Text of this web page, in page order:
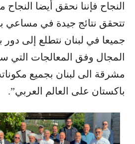
النجاح فإننا نحقق أيضا
تتحقق نتائج جيدة في مساعي
جميعا في لبنان نتطلع إلى دور
المجال وفق المعالجات التي
مشرقة الى لبنان بجميع
باكستان على العالم العربي”.